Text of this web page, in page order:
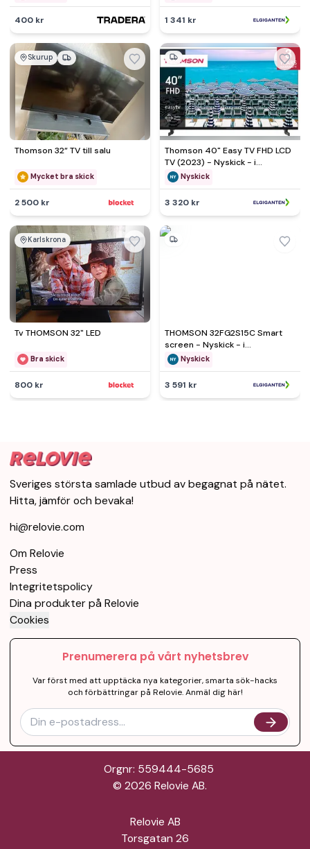
400 kr 1 341 kr
Skurup
Thomson 32” TV till salu
Mycket bra skick
2 500 kr
Thomson 40" Easy TV FHD LCD
TV (2023) - Nyskick - i
originalförpackning
Nyskick
3 320 kr
Karlskrona
Tv THOMSON 32" LED
Bra skick
800 kr
THOMSON 32FG2S15C Smart
screen - Nyskick - i
originalförpackning
Nyskick
3 591 kr
Sveriges största samlade utbud av begagnat på nätet.
Hitta, jämför och bevaka!
hi@relovie.com
Om Relovie
Press
Integritetspolicy
Dina produkter på Relovie
Cookies
Prenumerera på vårt nyhetsbrev
Var först med att upptäcka nya kategorier, smarta sök-hacks
och förbättringar på Relovie. Anmäl dig här!
Orgnr: 559444-5685
© 2026 Relovie AB.
Relovie AB
Torsgatan 26